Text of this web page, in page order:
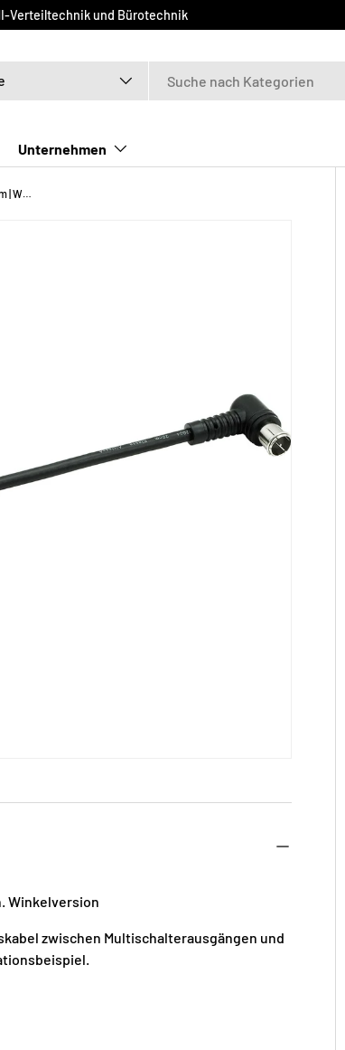
Verteiltechnik und Bürotechnik
Unternehmen
SAK02004 F-Patchkabel | Quickfix | 20cm | Winkelversion | schwarz
Winkelversion
zwischen Multischalterausgängen und